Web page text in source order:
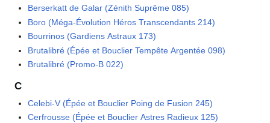
Berserkatt de Galar (Zénith Suprême 085)
Boro (Méga-Évolution Héros Transcendants 214)
Bourrinos (Gardiens Astraux 173)
Brutalibré (Épée et Bouclier Tempête Argentée 098)
Brutalibré (Promo-B 022)
C
Celebi-V (Épée et Bouclier Poing de Fusion 245)
Cerfrousse (Épée et Bouclier Astres Radieux 125)